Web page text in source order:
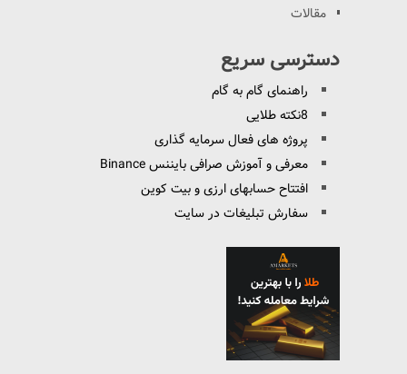
مقالات
دسترسی سریع
راهنمای گام به گام
8نکته طلایی
پروژه های فعال سرمایه گذاری
معرفی و آموزش صرافی بایننس Binance
افتتاح حسابهای ارزی و بیت کوین
سفارش تبلیغات در سایت